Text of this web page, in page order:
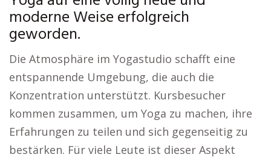
moderne Weise erfolgreich
geworden.
Die Atmosphäre im Yogastudio schafft eine
entspannende Umgebung, die auch die
Konzentration unterstützt. Kursbesucher
kommen zusammen, um Yoga zu machen, ihre
Erfahrungen zu teilen und sich gegenseitig zu
bestärken. Für viele Leute ist dieser Aspekt